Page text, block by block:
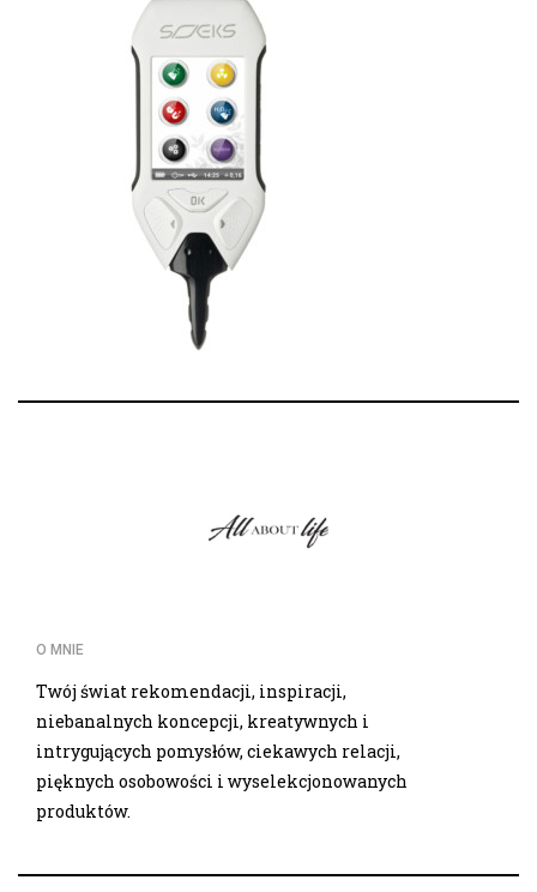
O MNIE
Twój świat rekomendacji, inspiracji,
niebanalnych koncepcji, kreatywnych i
intrygujących pomysłów, ciekawych relacji,
pięknych osobowości i wyselekcjonowanych
produktów.